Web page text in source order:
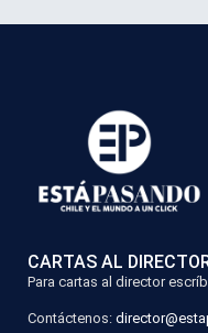
CARTAS AL
Para cartas al director
Contáctenos: